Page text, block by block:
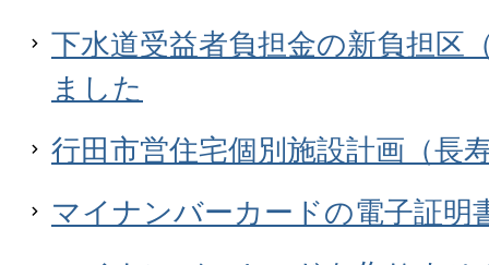
下水道受益者負担金の新負担区
ました
行田市営住宅個別施設計画（長
マイナンバーカードの電子証明